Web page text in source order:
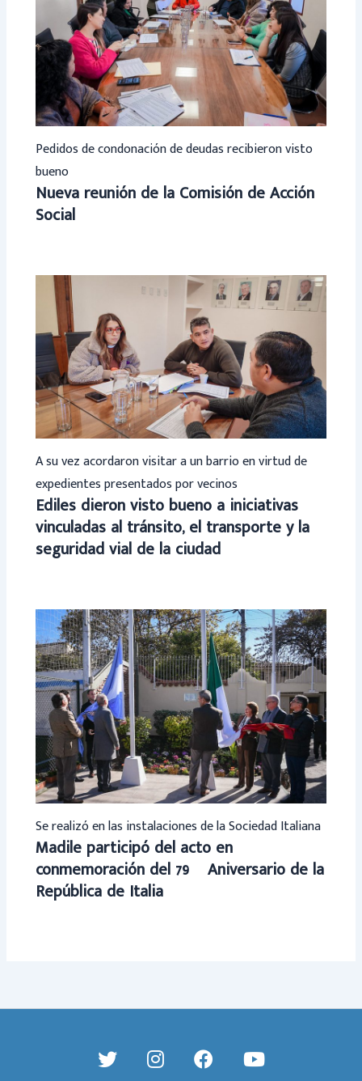
Pedidos de condonación de deudas recibieron visto
bueno
Nueva reunión de la Comisión de Acción
Social
A su vez acordaron visitar a un barrio en virtud de
expedientes presentados por vecinos
Ediles dieron visto bueno a iniciativas
vinculadas al tránsito, el transporte y la
seguridad vial de la ciudad
Se realizó en las instalaciones de la Sociedad Italiana
Madile participó del acto en
conmemoración del 79º Aniversario de la
República de Italia